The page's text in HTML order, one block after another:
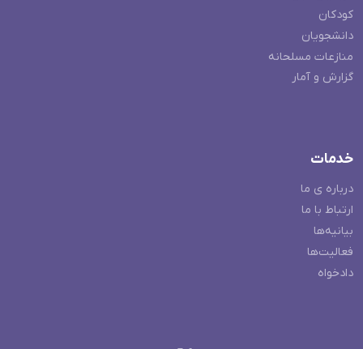
کودکان
دانشجویان
منازعات مسلحانه
گزارش و آمار
خدمات
درباره ی ما
ارتباط با ما
بیانیه‌ها
فعالیت‌ها
دادخواه